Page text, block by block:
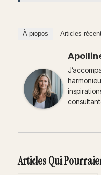
À propos Articles
Articles Qui